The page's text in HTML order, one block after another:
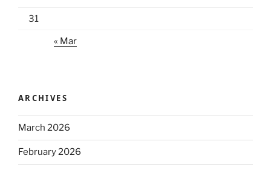
31
« Mar
ARCHIVES
March 2026
February 2026